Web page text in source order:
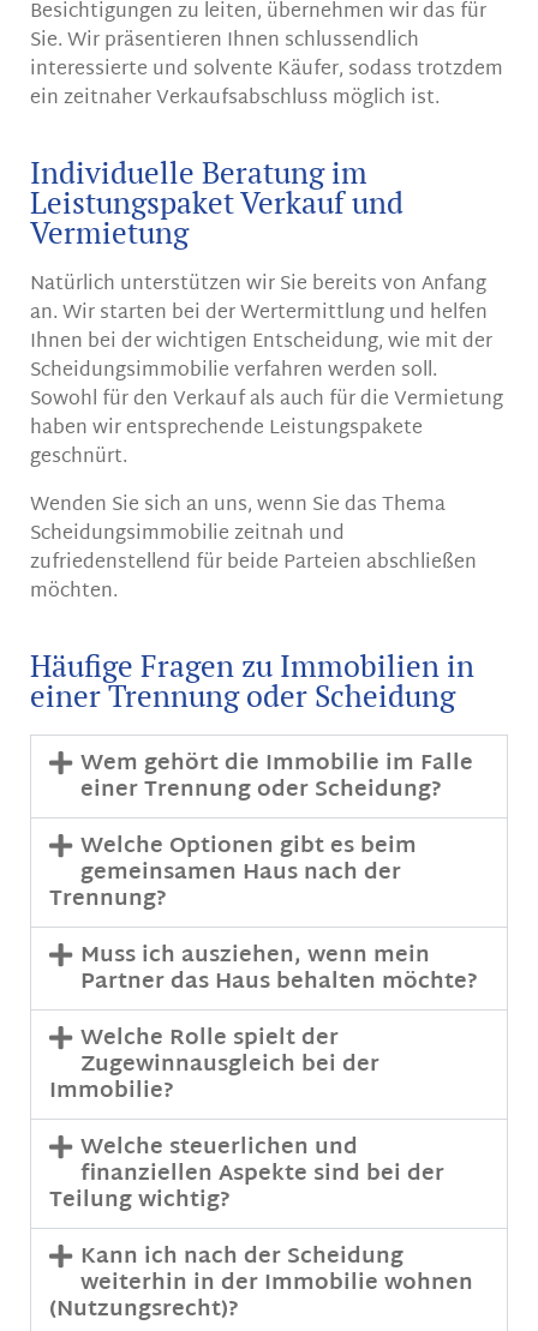
Besichtigungen zu leiten, übernehmen wir das für
Sie. Wir präsentieren Ihnen schlussendlich
interessierte und solvente Käufer, sodass trotzdem
ein zeitnaher Verkaufsabschluss möglich ist.
Individuelle Beratung im
Leistungspaket Verkauf und
Vermietung
Natürlich unterstützen wir Sie bereits von Anfang
an. Wir starten bei der Wertermittlung und helfen
Ihnen bei der wichtigen Entscheidung, wie mit der
Scheidungsimmobilie verfahren werden soll.
Sowohl für den Verkauf als auch für die Vermietung
haben wir entsprechende Leistungspakete
geschnürt.
Wenden Sie sich an uns, wenn Sie das Thema
Scheidungsimmobilie zeitnah und
zufriedenstellend für beide Parteien abschließen
möchten.
Häufige Fragen zu Immobilien in
einer Trennung oder Scheidung
Wem gehört die Immobilie im Falle
einer Trennung oder Scheidung?
Welche Optionen gibt es beim
gemeinsamen Haus nach der
Trennung?
Muss ich ausziehen, wenn mein
Partner das Haus behalten möchte?
Welche Rolle spielt der
Zugewinnausgleich bei der
Immobilie?
Welche steuerlichen und
finanziellen Aspekte sind bei der
Teilung wichtig?
Kann ich nach der Scheidung
weiterhin in der Immobilie wohnen
(Nutzungsrecht)?